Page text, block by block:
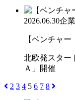
2026.06.30企
【ベンチャー
北欧発スター
Ａ」開催
2 3 4 5 6 7 8